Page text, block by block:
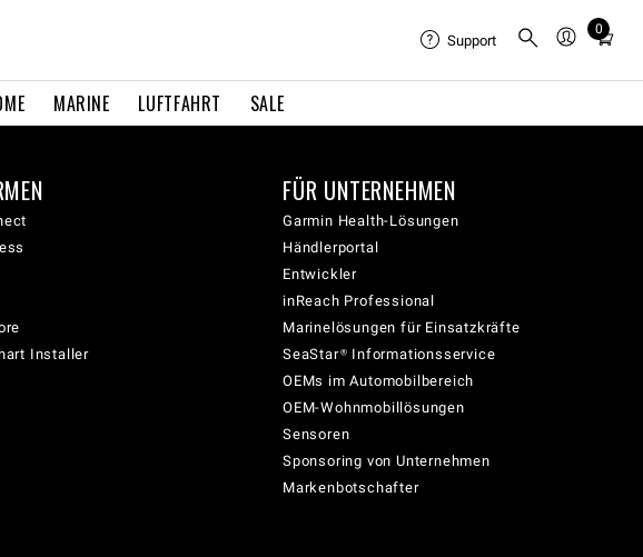
MARINE LUFTFAHRT SALE
Support
0
Total
cart:
Installer
FÜR UNTERNEHMEN
Garmin Health-Lösungen
Händlerportal
Entwickler
inReach Professional
Marinelösungen für Einsatzkräfte
SeaStar® Informationsservice
OEMs im Automobilbereich
OEM-Wohnmobillösungen
Sensoren
Sponsoring von Unternehmen
Markenbotschafter